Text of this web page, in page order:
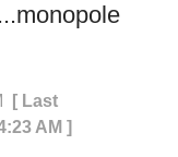
[ Last
AM ]